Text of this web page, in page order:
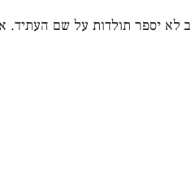
לא יספר תולדות על שם העתיד.